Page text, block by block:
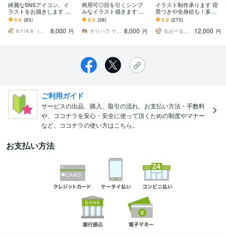
綺麗なSNSアイコン、イ
ラストをお描きします 鮮
やかな色彩であなただけ
のイラストを制作しま
す。
5.0 (85)
e r i k ä （えりか）
8,000 円
商用可◎目を引くシンプ
ルなイラスト描きます イ
ラストレーターが雑誌や
WEBの挿し絵のお手伝い
致します！
5.0 (38)
オリハラ ケイコ 8,000 円
イラスト制作承ります 背
景つきや全身絵も！多用
途に対応いたします。
5.0 (270)
るおーるおみ
12,000 円
ご利用ガイド
サービスの出品、購入、取引の流れ、お支払い方法・手数料
や、ココナラを安心・安全に使って頂くための制度やマナー
など、ココナラの使い方はこちら。
お支払い方法